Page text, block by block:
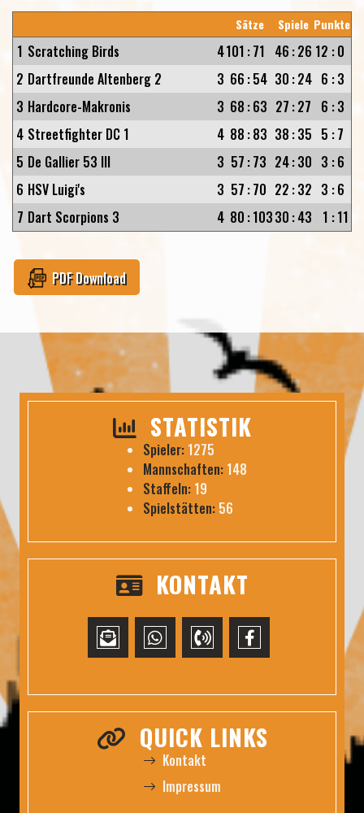
Sätze Spiele Punkte
1 Scratching Birds 4101 :71 46 :26 12 :0
2 Dartfreunde Altenberg 2 3 66 :54 30 :24 6 :3
3 Hardcore-Makronis 3 68 :63 27 :27 6 :3
4 Streetfighter DC 1 4 88 :83 38 :35 5 :7
5 De Gallier 53 III 3 57 :73 24:30 3 :6
6 HSV Luigi's 3 57 :70 22 :32 3 :6
7 Dart Scorpions 3 4 80 :10330 :43 1 :11
PDF Download
STATISTIK
Spieler: 1275
Mannschaften: 148
Staffeln: 19
Spielstätten: 56
KONTAKT
QUICK LINKS
Kontakt
Impressum